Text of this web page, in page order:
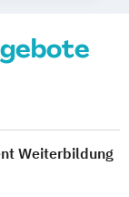
Weiterbildung